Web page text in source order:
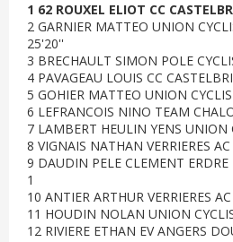
1 62 ROUXEL ELIOT CC
2 GARNIER MATTEO UNION
25'20''
3 BRECHAULT SIMON POLE
4 PAVAGEAU LOUIS CC
5 GOHIER MATTEO UNION
6 LEFRANCOIS NINO TEAM
7 LAMBERT HEULIN YENS UNION
8 VIGNAIS NATHAN VERRIERES
9 DAUDIN PELE CLEMENT ERDRE
1
10 ANTIER ARTHUR VERRIERES
11 HOUDIN NOLAN UNION
12 RIVIERE ETHAN EV ANGERS